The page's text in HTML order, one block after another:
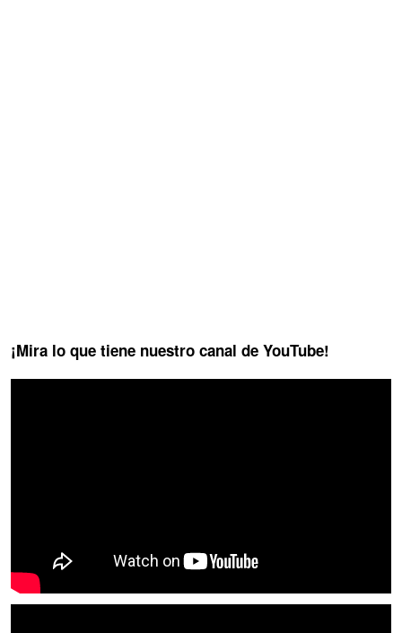
¡Mira lo que tiene nuestro canal de YouTube!